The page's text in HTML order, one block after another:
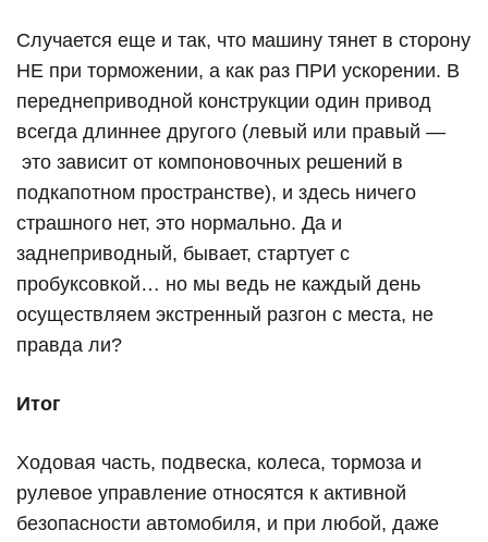
Случается еще и так, что машину тянет в сторону
НЕ при торможении, а как раз ПРИ ускорении. В
переднеприводной конструкции один привод
всегда длиннее другого (левый или правый —
это зависит от компоновочных решений в
подкапотном пространстве), и здесь ничего
страшного нет, это нормально. Да и
заднеприводный, бывает, стартует с
пробуксовкой… но мы ведь не каждый день
осуществляем экстренный разгон с места, не
правда ли?
Итог
Ходовая часть, подвеска, колеса, тормоза и
рулевое управление относятся к активной
безопасности автомобиля, и при любой, даже